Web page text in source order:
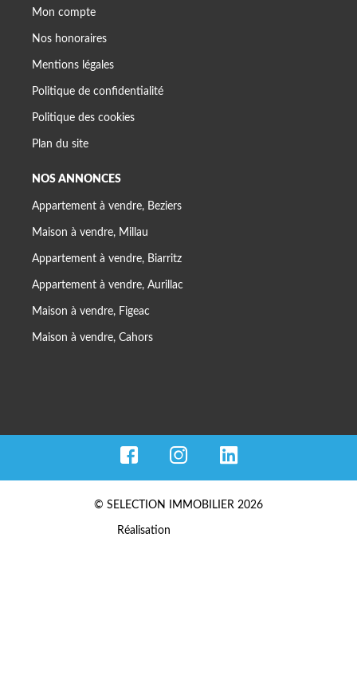
Mon compte
Nos honoraires
Mentions légales
Politique de confidentialité
Politique des cookies
Plan du site
NOS ANNONCES
Appartement à vendre, Beziers
Maison à vendre, Millau
Appartement à vendre, Biarritz
Appartement à vendre, Aurillac
Maison à vendre, Figeac
Maison à vendre, Cahors
© SELECTION IMMOBILIER 2026
Réalisation